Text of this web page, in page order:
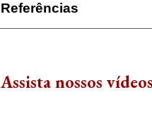
Referências
Assista nossos